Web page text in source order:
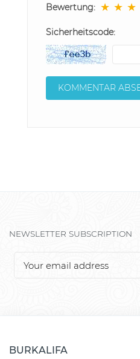
Bewertung: ★ ★ ★
Sicherheitscode:
NEWSLETTER SUBSCRIPTION
BURKALIFA